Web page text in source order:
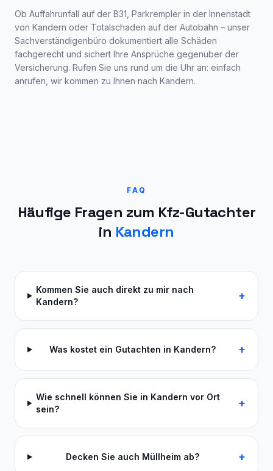
Ob Auffahrunfall auf der B31, Parkrempler in der Innenstadt
von Kandern oder Totalschaden auf der Autobahn – unser
Sachverständigenbüro dokumentiert alle Schäden
fachgerecht und sichert Ihre Ansprüche gegenüber der
Versicherung. Rufen Sie uns rund um die Uhr an: einfach
anrufen, wir kommen zu Ihnen nach Kandern.
FAQ
Häufige Fragen zum Kfz-Gutachter
in Kandern
Kommen Sie auch direkt zu mir nach
Kandern?
+
Was kostet ein Gutachten in Kandern? +
Wie schnell können Sie in Kandern vor Ort
sein?
+
Decken Sie auch Müllheim ab? +